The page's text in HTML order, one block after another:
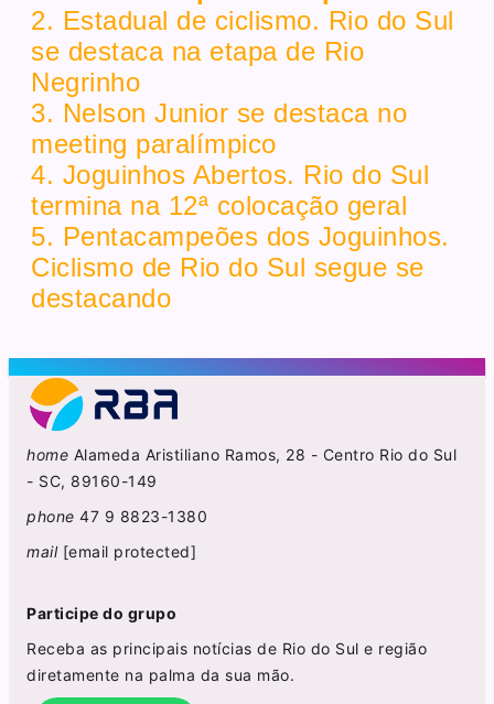
2. Estadual de ciclismo. Rio do Sul
se destaca na etapa de Rio
Negrinho
3. Nelson Junior se destaca no
meeting paralímpico
4. Joguinhos Abertos. Rio do Sul
termina na 12ª colocação geral
5. Pentacampeões dos Joguinhos.
Ciclismo de Rio do Sul segue se
destacando
home Alameda Aristiliano Ramos, 28 - Centro Rio do Sul
- SC, 89160-149
phone 47 9 8823-1380
mail [email protected]
Participe do grupo
Receba as principais notícias de Rio do Sul e região
diretamente na palma da sua mão.